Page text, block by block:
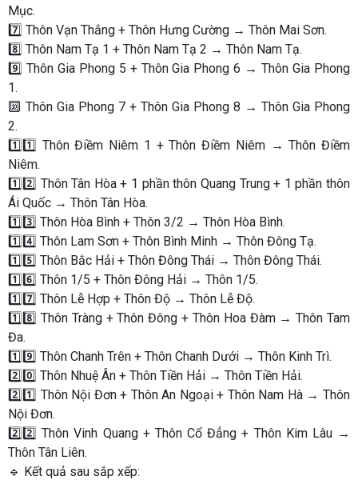
Mục.
7️⃣ Thôn Vạn Thắng + Thôn Hưng Cường → Thôn Mai Sơn.
8️⃣ Thôn Nam Tạ 1 + Thôn Nam Tạ 2 → Thôn Nam Tạ.
9️⃣ Thôn Gia Phong 5 + Thôn Gia Phong 6 → Thôn Gia Phong
1.
🔟 Thôn Gia Phong 7 + Thôn Gia Phong 8 → Thôn Gia Phong
2.
1️⃣1️⃣ Thôn Điềm Niêm 1 + Thôn Điềm Niêm → Thôn Điềm
Niêm.
1️⃣2️⃣ Thôn Tân Hòa + 1 phần thôn Quang Trung + 1 phần thôn
Ái Quốc → Thôn Tân Hòa.
1️⃣3️⃣ Thôn Hòa Bình + Thôn 3/2 → Thôn Hòa Bình.
1️⃣4️⃣ Thôn Lam Sơn + Thôn Bình Minh → Thôn Đông Tạ.
1️⃣5️⃣ Thôn Bắc Hải + Thôn Đông Thái → Thôn Đông Thái.
1️⃣6️⃣ Thôn 1/5 + Thôn Đông Hải → Thôn 1/5.
1️⃣7️⃣ Thôn Lễ Hợp + Thôn Độ → Thôn Lễ Độ.
1️⃣8️⃣ Thôn Tràng + Thôn Đông + Thôn Hoa Đàm → Thôn Tam
Đa.
1️⃣9️⃣ Thôn Chanh Trên + Thôn Chanh Dưới → Thôn Kinh Trì.
2️⃣0️⃣ Thôn Nhuệ Ân + Thôn Tiền Hải → Thôn Tiền Hải.
2️⃣1️⃣ Thôn Nội Đơn + Thôn An Ngoại + Thôn Nam Hà → Thôn
Nội Đơn.
2️⃣2️⃣ Thôn Vinh Quang + Thôn Cổ Đẳng + Thôn Kim Lâu →
Thôn Tân Liên.
🔹 Kết quả sau sắp xếp: